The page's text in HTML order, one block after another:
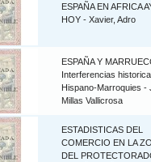
ESPAÑA EN AFRICA
HOY - Xavier, Adro
ESPAÑA Y
Interferencias
Hispano-Marroquies -
Millas Vallicrosa
ESTADISTICAS DEL
COMERCIO EN LA
DEL